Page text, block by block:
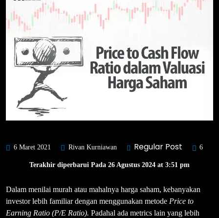
6 Maret 2021 Rivan Kurniawan Regular Post 6
Terakhir diperbarui Pada 26 Agustus 2024 at 3:51 pm
Dalam menilai murah atau mahalnya harga saham, kebanyakan
investor lebih familiar dengan menggunakan metode Price to
Earning Ratio (P/E Ratio). Padahal ada metrics lain yang lebih